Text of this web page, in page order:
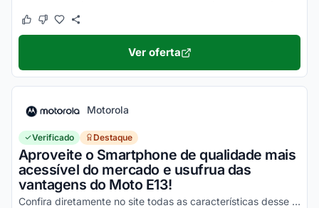
Este cupom funcionou
Este cupom não funcionou
Ver oferta
Motorola
Verificado Destaque
Aproveite o Smartphone de qualidade mais
acessível do mercado e usufrua das
vantagens do Moto E13!
Confira diretamente no site todas as características desse novo smartphone Motorola e aproveite!